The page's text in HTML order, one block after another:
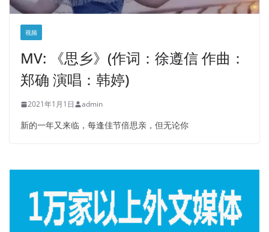
视频
MV: 《思乡》(作词：徐遵信 作曲：
郑确 演唱：韩婷)
2021年1月1日 admin
新的一年又来临，每逢佳节倍思亲，但无论你